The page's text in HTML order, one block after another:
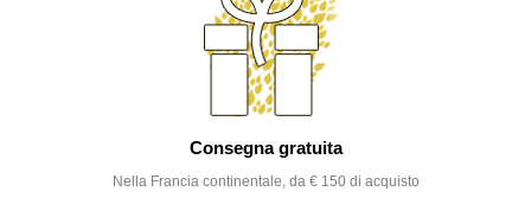
Consegna gratuita
Nella Francia continentale, da € 150 di acquisto